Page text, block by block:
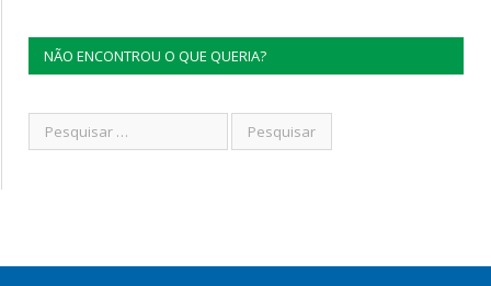
NÃO ENCONTROU O QUE QUERIA?